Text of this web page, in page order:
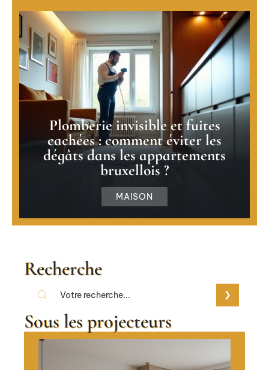
Plomberie invisible et fuites
cachées : comment éviter les
dégâts dans les appartements
bruxellois ?
MAISON
Recherche
Sous les projecteurs